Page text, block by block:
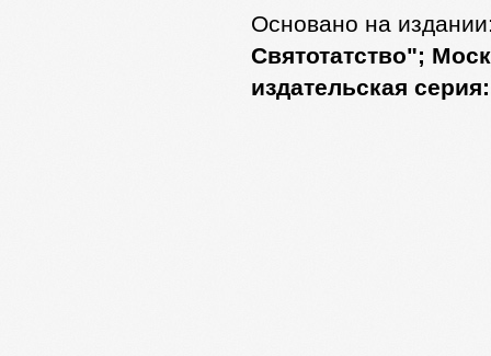
Основано на
Святотатство";
издательская